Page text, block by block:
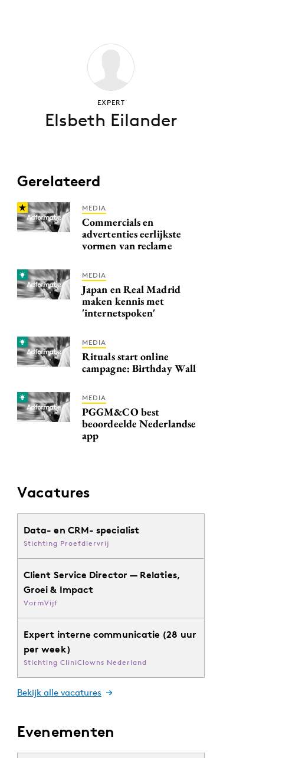
EXPERT
Elsbeth Eilander
Gerelateerd
MEDIA
Commercials en
advertenties eerlijkste
vormen van reclame
MEDIA
Japan en Real Madrid
maken kennis met
'internetspoken'
MEDIA
Rituals start online
campagne: Birthday Wall
MEDIA
PGGM&CO best
beoordeelde Nederlandse
app
Vacatures
Data- en CRM- specialist
Stichting Proefdiervrij
Client Service Director — Relaties,
Groei & Impact
VormVijf
Expert interne communicatie (28 uur
per week)
Stichting CliniClowns Nederland
Bekijk alle vacatures
Evenementen